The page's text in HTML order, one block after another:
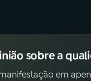
sobre a
em